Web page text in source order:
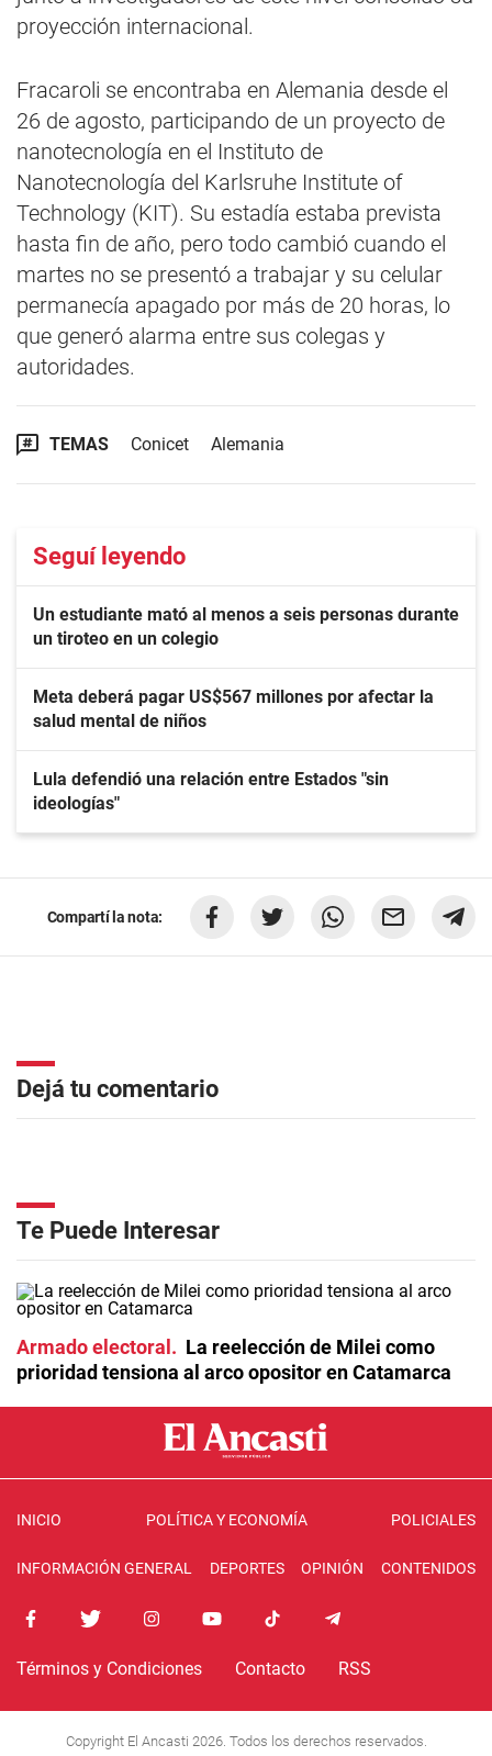
proyección internacional.
Fracaroli se encontraba en Alemania desde el
26 de agosto, participando de un proyecto de
nanotecnología en el Instituto de
Nanotecnología del Karlsruhe Institute of
Technology (KIT). Su estadía estaba prevista
hasta fin de año, pero todo cambió cuando el
martes no se presentó a trabajar y su celular
permanecía apagado por más de 20 horas, lo
que generó alarma entre sus colegas y
autoridades.
TEMAS Conicet Alemania
Seguí leyendo
Un estudiante mató al menos a seis personas durante
un tiroteo en un colegio
Meta deberá pagar US$567 millones por afectar la
salud mental de niños
Lula defendió una relación entre Estados "sin
ideologías"
Compartí la nota:
Dejá tu comentario
Te Puede Interesar
Armado electoral
La reelección de Milei como
prioridad tensiona al arco opositor en Catamarca
INICIO POLÍTICA Y ECONOMÍA POLICIALES
INFORMACIÓN GENERAL DEPORTES OPINIÓN CONTENIDOS
Términos y Condiciones Contacto RSS
Copyright El Ancasti 2026. Todos los derechos reservados.